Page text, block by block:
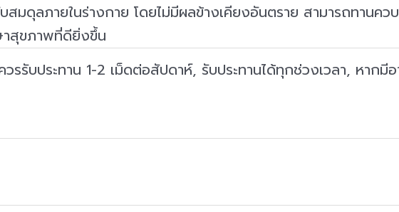
ดุลภายในร่างกาย โดยไม่มีผลข้างเคียงอันตราย สามารถทานค
สุขภาพที่ดียิ่งขึ้น
วรรับประทาน 1-2 เม็ดต่อสัปดาห์, รับประทานได้ทุกช่วงเวลา, หาก